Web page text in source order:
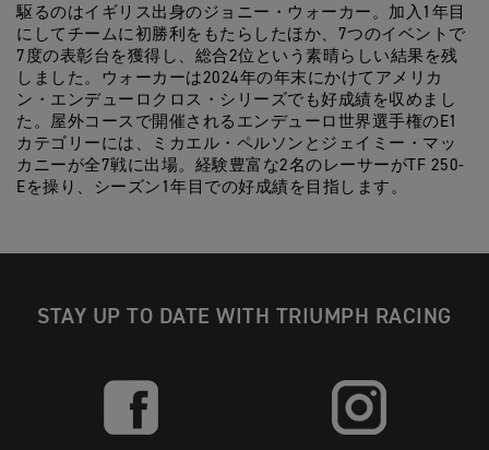
駆るのはイギリス出身のジョニー・ウォーカー。加入1年目
にしてチームに初勝利をもたらしたほか、7つのイベントで
7度の表彰台を獲得し、総合2位という素晴らしい結果を残
しました。ウォーカーは2024年の年末にかけてアメリカ
ン・エンデューロクロス・シリーズでも好成績を収めまし
た。屋外コースで開催されるエンデューロ世界選手権のE1
カテゴリーには、ミカエル・ペルソンとジェイミー・マッ
カニーが全7戦に出場。経験豊富な2名のレーサーがTF 250-
Eを操り、シーズン1年目での好成績を目指します。
STAY UP TO DATE WITH TRIUMPH RACING